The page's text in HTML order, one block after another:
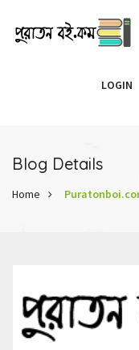
LOGIN
Blog Details
Home